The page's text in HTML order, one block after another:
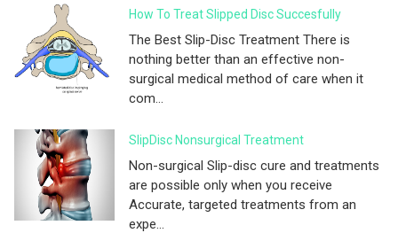
How To Treat Slipped Disc Succesfully
The Best Slip-Disc Treatment There is
nothing better than an effective non-
surgical medical method of care when it
com...
SlipDisc Nonsurgical Treatment
Non-surgical Slip-disc cure and treatments
are possible only when you receive
Accurate, targeted treatments from an
expe...